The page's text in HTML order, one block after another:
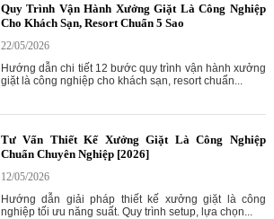
Quy Trình Vận Hành Xưởng Giặt Là Công Nghiệp
Cho Khách Sạn, Resort Chuẩn 5 Sao
22/05/2026
Hướng dẫn chi tiết 12 bước quy trình vận hành xưởng
giặt là công nghiệp cho khách sạn, resort chuẩn...
Tư Vấn Thiết Kế Xưởng Giặt Là Công Nghiệp
Chuẩn Chuyên Nghiệp [2026]
12/05/2026
Hướng dẫn giải pháp thiết kế xưởng giặt là công
nghiệp tối ưu năng suất. Quy trình setup, lựa chọn...